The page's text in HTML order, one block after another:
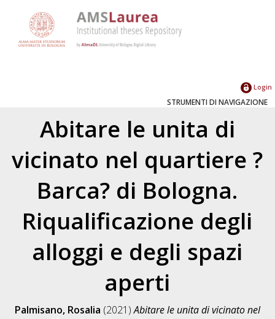
Login
STRUMENTI DI NAVIGAZIONE
Abitare le unita di
vicinato nel quartiere ?
Barca? di Bologna.
Riqualificazione degli
alloggi e degli spazi
aperti
Palmisano, Rosalia (2021)Abitare le unita di vicinato nel